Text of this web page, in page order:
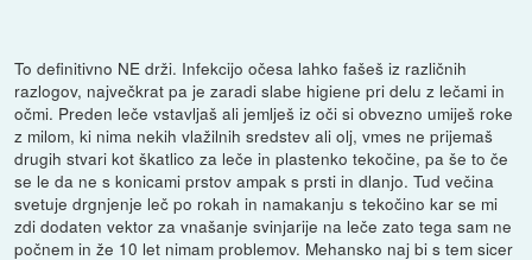
To definitivno NE drži. Infekcijo očesa lahko fašeš iz različnih
razlogov, največkrat pa je zaradi slabe higiene pri delu z lečami in
očmi. Preden leče vstavljaš ali jemlješ iz oči si obvezno umiješ roke
z milom, ki nima nekih vlažilnih sredstev ali olj, vmes ne prijemaš
drugih stvari kot škatlico za leče in plastenko tekočine, pa še to če
se le da ne s konicami prstov ampak s prsti in dlanjo. Tud večina
svetuje drgnjenje leč po rokah in namakanju s tekočino kar se mi
zdi dodaten vektor za vnašanje svinjarije na leče zato tega sam ne
počnem in že 10 let nimam problemov. Mehansko naj bi s tem sicer